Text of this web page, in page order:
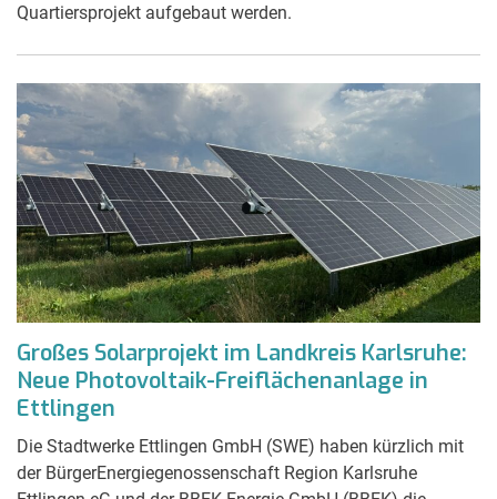
Quartiersprojekt aufgebaut werden.
Großes Solarprojekt im Landkreis Karlsruhe:
Neue Photovoltaik-Freiflächenanlage in
Ettlingen
Die Stadtwerke Ettlingen GmbH (SWE) haben kürzlich mit
der BürgerEnergiegenossenschaft Region Karlsruhe